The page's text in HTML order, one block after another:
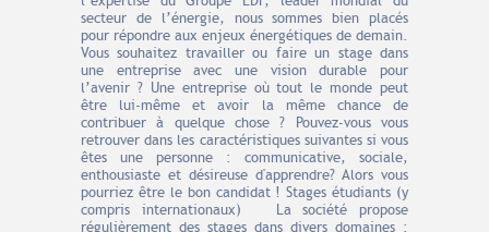
secteur de l’énergie, nous sommes bien placés
pour répondre aux enjeux énergétiques de demain.
Vous souhaitez travailler ou faire un stage dans
une entreprise avec une vision durable pour
l’avenir ? Une entreprise où tout le monde peut
être lui-même et avoir la même chance de
contribuer à quelque chose ? Pouvez-vous vous
retrouver dans les caractéristiques suivantes si vous
êtes une personne : communicative, sociale,
enthousiaste et désireuse d'apprendre? Alors vous
pourriez être le bon candidat ! Stages étudiants (y
compris internationaux) La société propose
régulièrement des stages dans divers domaines :